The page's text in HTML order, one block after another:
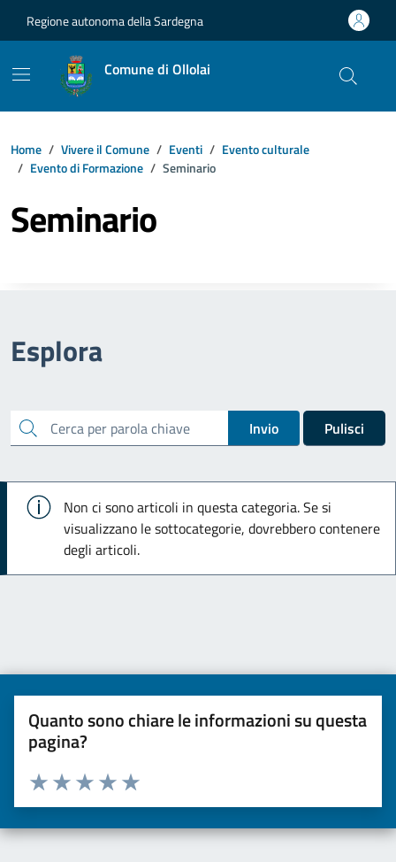
Regione autonoma della Sardegna
Comune di Ollolai
Home Vivere il Comune Eventi
Evento culturale
Evento di Formazione
Seminario
Seminario
Esplora
cerca Invio Pulisci
Info
Non ci sono articoli in questa categoria. Se si
visualizzano le sottocategorie, dovrebbero contenere
degli articoli.
Quanto sono chiare le informazioni su questa
pagina?
Valuta da 1 a 5 stelle la pagina
Valuta 5 stelle su 5
Valuta 4 stelle su 5
Valuta 3 stelle su 5
Valuta 2 stelle su 5
Valuta una stella su 5